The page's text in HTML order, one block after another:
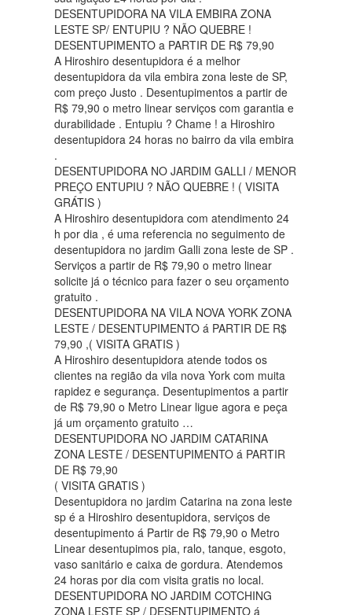
DESENTUPIDORA NA VILA EMBIRA ZONA
LESTE SP/ ENTUPIU ? NÃO QUEBRE !
DESENTUPIMENTO a PARTIR DE R$ 79,90
A Hiroshiro desentupidora é a melhor
desentupidora da vila embira zona leste de SP,
com preço Justo . Desentupimentos a partir de
R$ 79,90 o metro linear serviços com garantia e
durabilidade . Entupiu ? Chame ! a Hiroshiro
desentupidora 24 horas no bairro da vila embira
.
DESENTUPIDORA NO JARDIM GALLI / MENOR
PREÇO ENTUPIU ? NÃO QUEBRE ! ( VISITA
GRÁTIS )
A Hiroshiro desentupidora com atendimento 24
h por dia , é uma referencia no seguimento de
desentupidora no jardim Galli zona leste de SP .
Serviços a partir de R$ 79,90 o metro linear
solicite já o técnico para fazer o seu orçamento
gratuito .
DESENTUPIDORA NA VILA NOVA YORK ZONA
LESTE / DESENTUPIMENTO á PARTIR DE R$
79,90 ,( VISITA GRATIS )
A Hiroshiro desentupidora atende todos os
clientes na região da vila nova York com muita
rapidez e segurança. Desentupimentos a partir
de R$ 79,90 o Metro Linear ligue agora e peça
já um orçamento gratuito …
DESENTUPIDORA NO JARDIM CATARINA
ZONA LESTE / DESENTUPIMENTO á PARTIR
DE R$ 79,90
( VISITA GRATIS )
Desentupidora no jardim Catarina na zona leste
sp é a Hiroshiro desentupidora, serviços de
desentupimento á Partir de R$ 79,90 o Metro
Linear desentupimos pia, ralo, tanque, esgoto,
vaso sanitário e caixa de gordura. Atendemos
24 horas por dia com visita gratis no local.
DESENTUPIDORA NO JARDIM COTCHING
ZONA LESTE SP / DESENTUPIMENTO á